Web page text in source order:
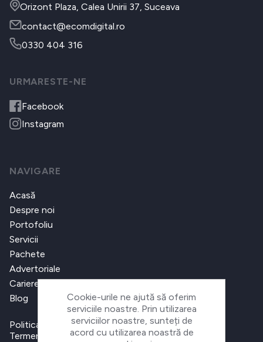
Orizont Plaza, Calea Unirii 37, Suceava
contact@ecomdigital.ro
0330 404 316
URMARESTE-NE
Facebook
Instagram
NAVIGARE
Acasă
Despre noi
Portofoliu
Servicii
Pachete
Advertoriale
Cariere
Blog
Politica de confidențialitate
Termeni și condiții
Cookie-urile ne ajută să oferim
serviciile noastre. Prin utilizarea
serviciilor noastre, sunteți de
acord cu utilizarea noastră de